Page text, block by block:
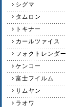
シグマ
タムロン
トキナー
カールツァイス
フォクトレンダー
ケンコー
富士フイルム
サムヤン
ラオワ